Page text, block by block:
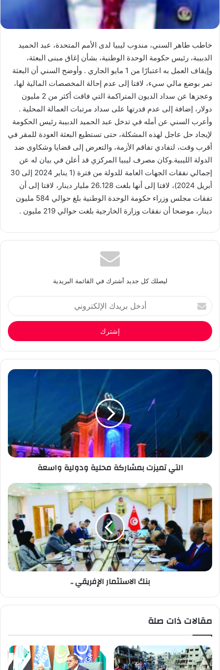
خاطب طاهر السني، مندوب ليبيا لدى الأمم المتحدة، عبد الحميد
الدبيبة، رئيس حكومة الوحدة الوطنية، بشأن إغاق مبنى البعثة،
وإيقاف العمل به اعتبارًا من 1 مايو الجاري . وأوضح السني أن البعثة
تمر بوضع مالي سيء، لافتا إلى عدم إحالة المخصصات المالية لها،
وعجزها عن سداد الديون المتراكمة التي فاقت أكثر من 2 مليون
دولار، إضافة إلى عدم قدرتها على سداد مرتبات العمالة المحلية .
وأعرب السني عن أمله في تدخل عبد الحميد الدبيبة رئيس الحكومة
لإيجاد حل عاجل لهذه المشكلة، حتى تستطيع البعثة العودة للمقر في
أقرب وقت، لتفادي تفاقم الأزمة، والتعرض إلى قضايا وشكاوى ضد
الدولة الليبية.وكان مصرف ليبيا المركزي قد أعلن في بيان له عن
إجمالي نفقات الجهات العامة للدولة من فترة (1 يناير 2024 إلى 30
أبريل 2024)، لافتا إلى أنها بلغت 26.128 مليار دينار، لافتا إلى أن
تفقات مجلس وزراء حكومة الوحدة الوطنية بلغ حوالي 584 مليون
دينار، موضحا أن نفقات وزارة الخارجية بلغت حوالي 219 مليون .
ليصلك كل جديد أشترك في القائمة البريدية
أدخل
بريدك
الإلكتروني
التي تميزت بمشاركة محلية ودولية واسعة
بنك الاستثمار الإفريقي ..
مقالات ذات صلة